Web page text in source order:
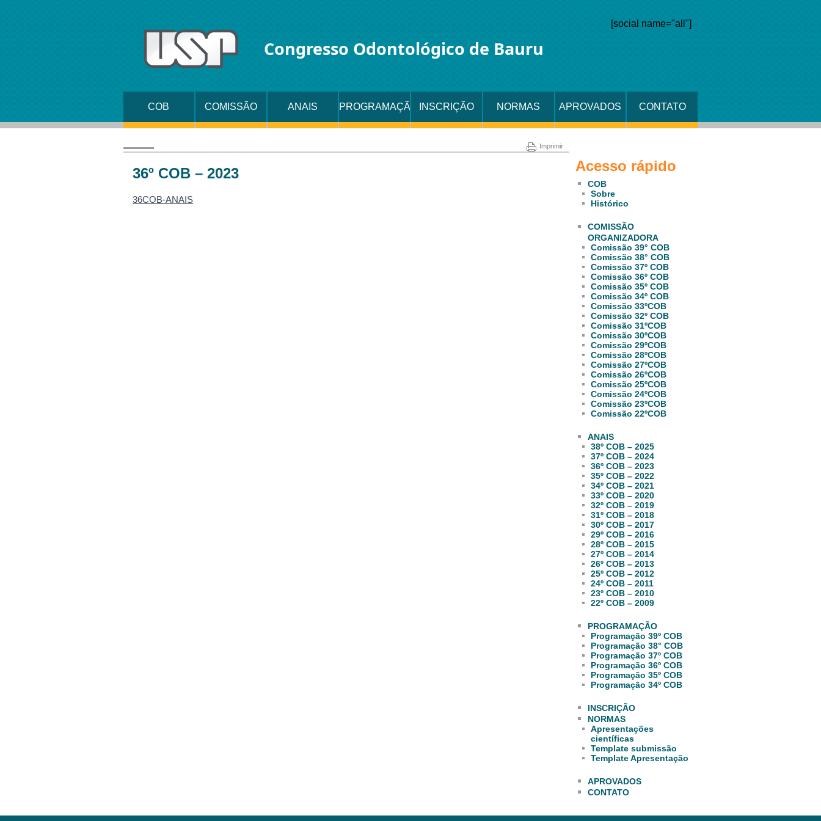
Congresso Odontológico de Bauru
[social name="all"]
COB COMISSÃO ANAIS PROGRAMAÇÃO INSCRIÇÃO NORMAS APROVADOS CONTATO
Imprimir
36º COB – 2023
36COB-ANAIS
Acesso rápido
COB
Sobre
Histórico
COMISSÃO
ORGANIZADORA
Comissão 39° COB
Comissão 38° COB
Comissão 37º COB
Comissão 36º COB
Comissão 35º COB
Comissão 34º COB
Comissão 33ºCOB
Comissão 32º COB
Comissão 31ºCOB
Comissão 30ºCOB
Comissão 29ºCOB
Comissão 28ºCOB
Comissão 27ºCOB
Comissão 26ºCOB
Comissão 25ºCOB
Comissão 24ºCOB
Comissão 23ºCOB
Comissão 22ºCOB
ANAIS
38º COB – 2025
37º COB – 2024
36º COB – 2023
35º COB – 2022
34º COB – 2021
33º COB – 2020
32º COB – 2019
31º COB – 2018
30º COB – 2017
29º COB – 2016
28º COB – 2015
27º COB – 2014
26º COB – 2013
25º COB – 2012
24º COB – 2011
23º COB – 2010
22º COB – 2009
PROGRAMAÇÃO
Programação 39º COB
Programação 38° COB
Programação 37º COB
Programação 36º COB
Programação 35º COB
Programação 34º COB
INSCRIÇÃO
NORMAS
Apresentações
científicas
Template submissão
Template Apresentação
APROVADOS
CONTATO